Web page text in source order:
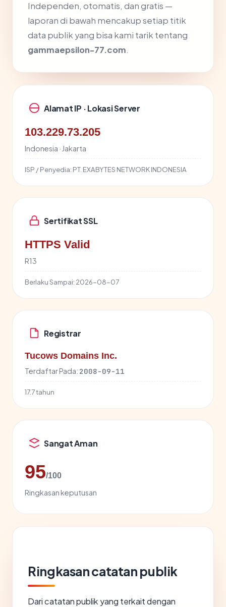
Independen, otomatis, dan gratis —
laporan di bawah mencakup setiap titik
data publik yang bisa kami tarik tentang
gammaepsilon-77.com.
Alamat IP · Lokasi Server
103.229.73.205
Indonesia · Jakarta
ISP / Penyedia: PT. EXABYTES NETWORK INDONESIA
Sertifikat SSL
HTTPS Valid
R13
Berlaku Sampai: 2026-08-07
Registrar
Tucows Domains Inc.
Terdaftar Pada: 2008-09-11
17.7 tahun
Sangat Aman
95/100
Ringkasan keputusan
Ringkasan catatan publik
Dari catatan publik yang terkait dengan